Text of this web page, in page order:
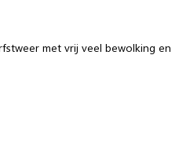
met vrij veel bewolking en